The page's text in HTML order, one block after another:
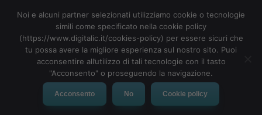
MENU
Noi e alcuni partner selezionati utilizziamo cookie o tecnologie
simili come specificato nella cookie policy
(https://www.digitalic.it/cookies-policy) per essere sicuri che
tu possa avere la migliore esperienza sul nostro sito. Puoi
acconsentire all’utilizzo di tali tecnologie con il tasto
"Acconsento" o proseguendo la navigazione.
Acconsento No Cookie policy